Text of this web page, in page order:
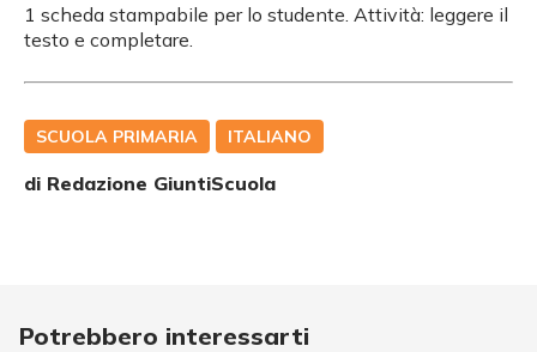
1 scheda stampabile per lo studente. Attività: leggere il
testo e completare.
SCUOLA PRIMARIA ITALIANO
di Redazione GiuntiScuola
Potrebbero interessarti